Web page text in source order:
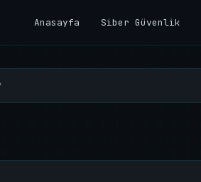
Anasayfa Siber Güvenlik